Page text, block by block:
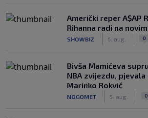
Američki reper A$AP
Rihanna radi na
SHOWBIZ 6. aug. 0
Bivša Mamićeva
NBA zvijezdu, pjevala
Marinko Rokvić
NOGOMET 5. aug. 0